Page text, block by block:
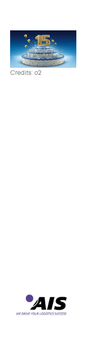
Credits: o2